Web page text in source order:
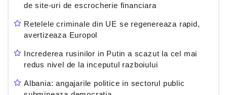
de site-uri de escrocherie financiara
Retelele criminale din UE se regenereaza rapid,
avertizeaza Europol
Increderea rusinilor in Putin a scazut la cel mai
redus nivel de la inceputul razboiului
Albania: angajarile politice in sectorul public